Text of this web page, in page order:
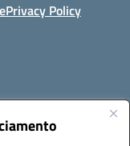
Privacy Policy